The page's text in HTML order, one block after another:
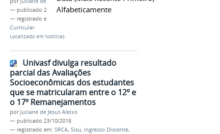
Alfabeticamente
— publicado 28/07/2026
— registrado em:
Curricular
Localizado em Notícias
Univasf divulga resultado
parcial das Avaliações
Socioeconômicas dos estudantes
que se matricularam entre o 12º e
o 17º Remanejamentos
por Juciane de Jesus Aleixo
— publicado 23/10/2018
— registrado em: SRCA, Sisu, Ingresso Discente,